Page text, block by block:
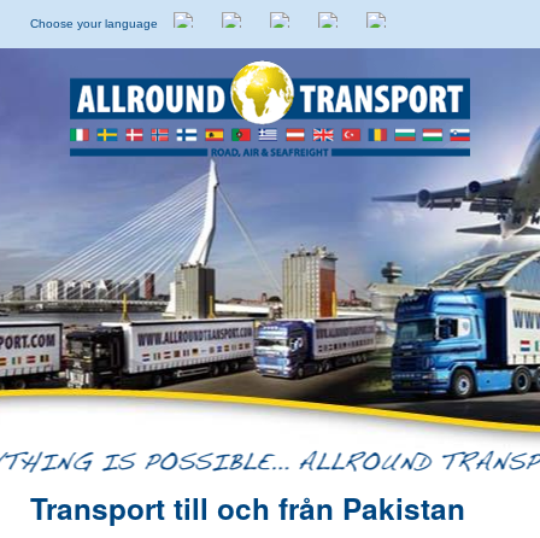
Choose your language
HolländskaEngelskaItalienskaSpanskaSvenska
Transport till och från Pakistan